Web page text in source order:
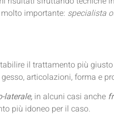
importante: specialista
il trattamento più
articolazioni, forma e
laterale, in alcuni casi anche
più idoneo per il caso.